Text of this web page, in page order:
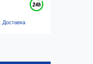
Доставка